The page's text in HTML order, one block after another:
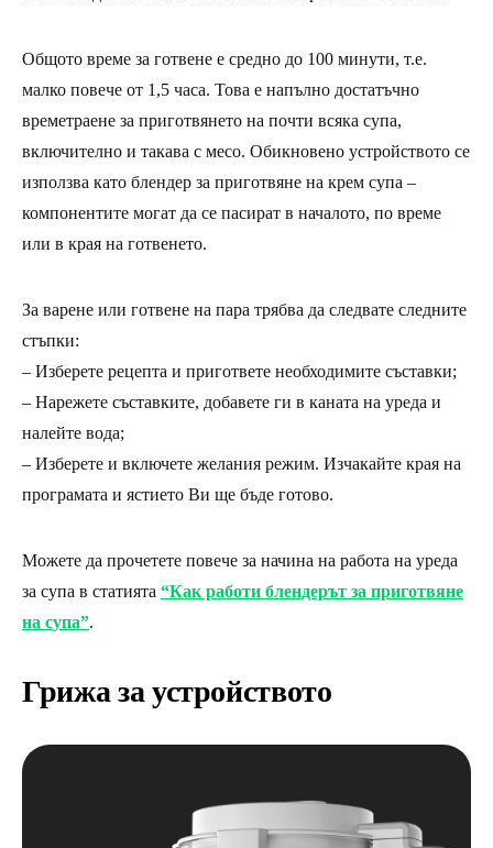
Общото време за готвене е средно до 100 минути, т.е.
малко повече от 1,5 часа. Това е напълно достатъчно
времетраене за приготвянето на почти всяка супа,
включително и такава с месо. Обикновено устройството се
използва като блендер за приготвяне на крем супа –
компонентите могат да се пасират в началото, по време
или в края на готвенето.
За варене или готвене на пара трябва да следвате следните
стъпки:
– Изберете рецепта и пригответе необходимите съставки;
– Нарежете съставките, добавете ги в каната на уреда и
налейте вода;
– Изберете и включете желания режим. Изчакайте края на
програмата и ястието Ви ще бъде готово.
Можете да прочетете повече за начина на работа на уреда
за супа в статията “Как работи блендерът за приготвяне
на супа”.
Грижа за устройството